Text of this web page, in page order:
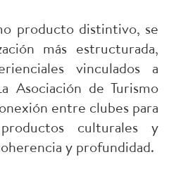
producto distintivo, se
más estructurada,
vinculados a
Asociación de Turismo
entre clubes para
culturales y
y profundidad.